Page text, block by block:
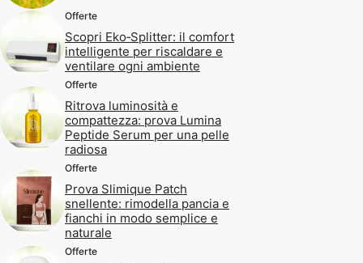
Offerte
Scopri Eko‑Splitter: il comfort
intelligente per riscaldare e
ventilare ogni ambiente
Offerte
Ritrova luminosità e
compattezza: prova Lumina
Peptide Serum per una pelle
radiosa
Offerte
Prova Slimique Patch
snellente: rimodella pancia e
fianchi in modo semplice e
naturale
Offerte